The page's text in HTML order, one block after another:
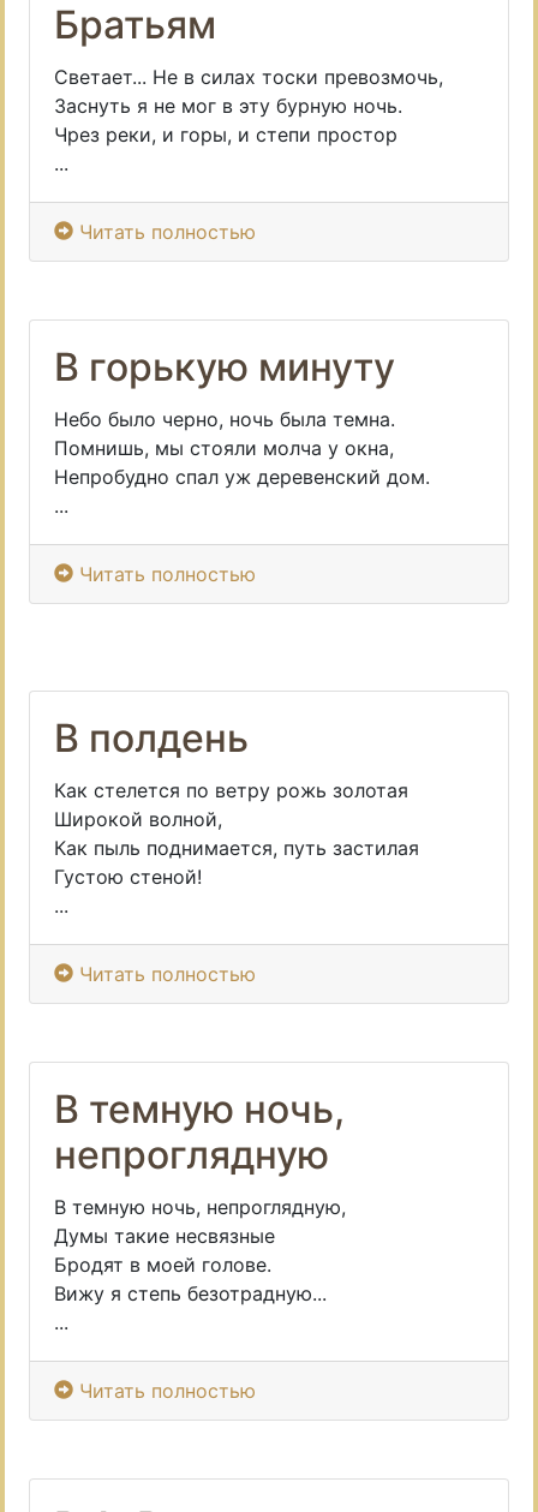
Братьям
Светает... Не в силах тоски превозмочь,
Заснуть я не мог в эту бурную ночь.
Чрез реки, и горы, и степи простор
...
Читать полностью
В горькую минуту
Небо было черно, ночь была темна.
Помнишь, мы стояли молча у окна,
Непробудно спал уж деревенский дом.
...
Читать полностью
В полдень
Как стелется по ветру рожь золотая
Широкой волной,
Как пыль поднимается, путь застилая
Густою стеной!
...
Читать полностью
В темную ночь,
непроглядную
В темную ночь, непроглядную,
Думы такие несвязные
Бродят в моей голове.
Вижу я степь безотрадную...
...
Читать полностью